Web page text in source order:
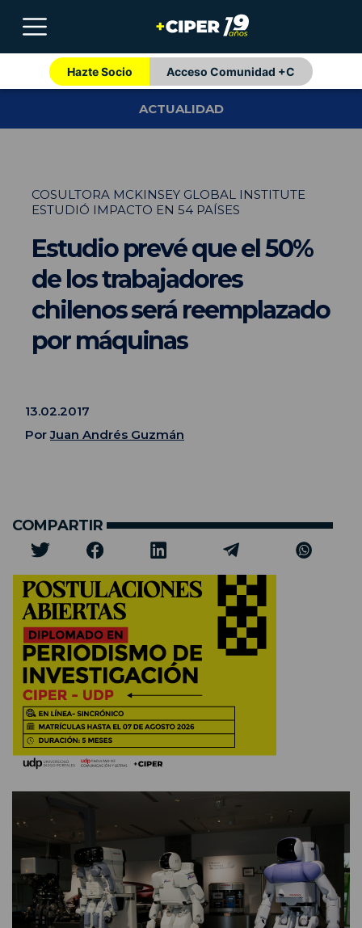
Hazte Socio Acceso Comunidad +C
ACTUALIDAD
COSULTORA MCKINSEY GLOBAL INSTITUTE
ESTUDIÓ IMPACTO EN 54 PAÍSES
Estudio prevé que el 50%
de los trabajadores
chilenos será reemplazado
por máquinas
13.02.2017
PorJuan Andrés Guzmán
COMPARTIR